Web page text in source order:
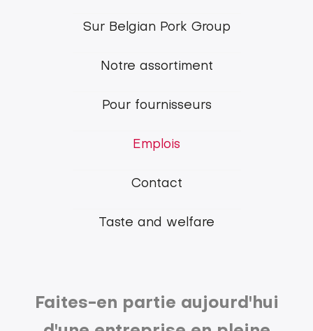
Footer
Belgian
Pork
Sur Belgian Pork Group
Notre assortiment
Pour fournisseurs
Emplois
Contact
Taste and welfare
Faites-en partie aujourd'hui